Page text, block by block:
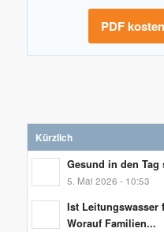
PDF
Kürzlich
Gesund in den Tag
5. Mai 2026 - 10:53
Ist
Worauf Familien...